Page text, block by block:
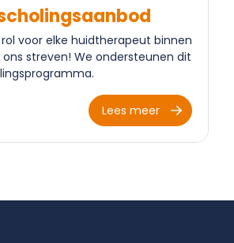
voor elke huidtherapeut binnen
streven! We ondersteunen dit